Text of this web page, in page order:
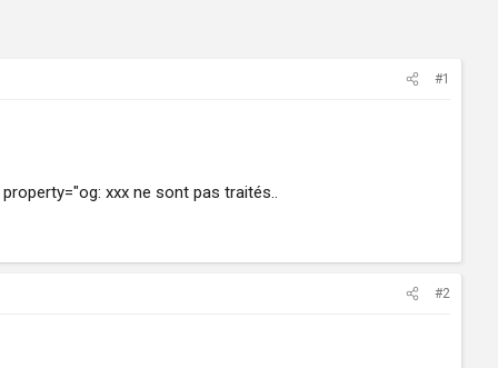
#1
xxx ne sont pas traités..
#2